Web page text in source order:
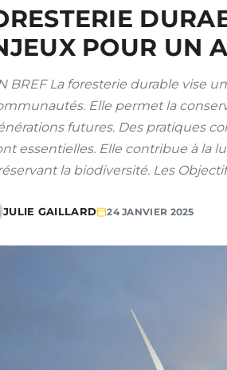
POUR UN
BREF La foresterie durable vise
Elle permet la
futures. Des pratiques
essentielles. Elle contribue à la
la biodiversité. Les
JULIE GAILLARD 24 JANVIER 2025